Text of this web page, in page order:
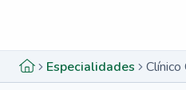
Especialidades